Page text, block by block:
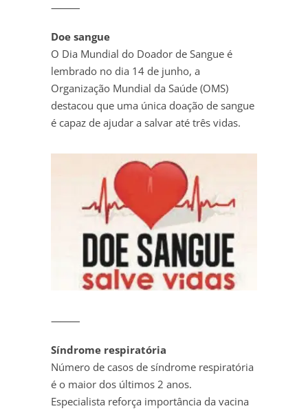
⸻
Doe sangue
O Dia Mundial do Doador de Sangue é
lembrado no dia 14 de junho, a
Organização Mundial da Saúde (OMS)
destacou que uma única doação de sangue
é capaz de ajudar a salvar até três vidas.
⸻
Síndrome respiratória
Número de casos de síndrome respiratória
é o maior dos últimos 2 anos.
Especialista reforça importância da vacina